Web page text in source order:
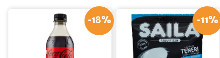
-18% -11%